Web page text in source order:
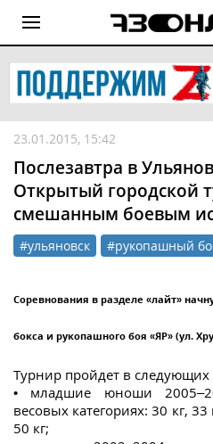
23.01.2015, 15:42
Послезавтра в
Открытый городской
смешанным боевым
#ульяновск #рукопашный
Соревнования в разделе «лайт»
бокса и рукопашного боя «ЯР» (ул.
Турнир пройдет в следующих
• младшие юноши
весовых категориях: 30 кг, 33
50 кг;